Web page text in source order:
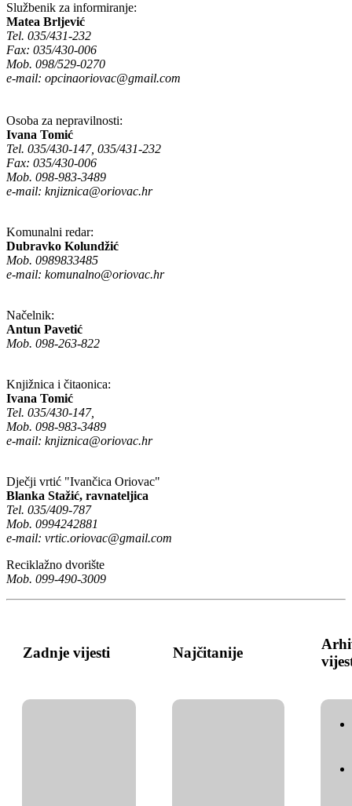
Službenik za informiranje:
Matea Brljević
Tel. 035/431-232
Fax: 035/430-006
Mob. 098/529-0270
e-mail: opcinaoriovac@gmail.com
Osoba za nepravilnosti:
Ivana Tomić
Tel. 035/430-147, 035/431-232
Fax: 035/430-006
Mob. 098-983-3489
e-mail: knjiznica@oriovac.hr
Komunalni redar:
Dubravko Kolundžić
Mob. 0989833485
e-mail: komunalno@oriovac.hr
Načelnik:
Antun Pavetić
Mob. 098-263-822
Knjižnica i čitaonica:
Ivana Tomić
Tel. 035/430-147,
Mob. 098-983-3489
e-mail: knjiznica@oriovac.hr
Dječji vrtić "Ivančica Oriovac"
Blanka Stažić, ravnateljica
Tel. 035/409-787
Mob. 0994242881
e-mail: vrtic.oriovac@gmail.com
Reciklažno dvorište
Mob. 099-490-3009
Zadnje vijesti Najčitanije